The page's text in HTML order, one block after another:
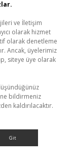
ve İletişim
olarak hizmet
olarak denetleme
Ancak, üyelerimiz
siteye üye olarak
bildirmeniz
kaldırılacaktır.